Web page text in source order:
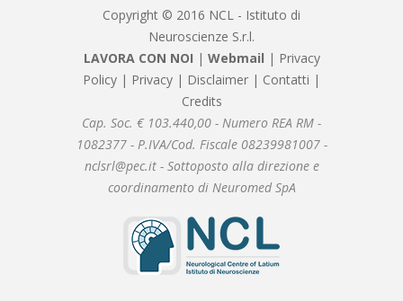
Copyright © 2016 NCL - Istituto di
Neuroscienze S.r.l.
LAVORA CON NOI | Webmail | Privacy
Policy | Privacy | Disclaimer | Contatti |
Credits
Cap. Soc. € 103.440,00 - Numero REA RM -
1082377 - P.IVA/Cod. Fiscale 08239981007 -
nclsrl@pec.it - Sottoposto alla direzione e
coordinamento di Neuromed SpA